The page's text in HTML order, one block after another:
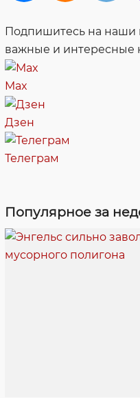
Подпишитесь на наши
важные и интересные
Max
Дзен
Телеграм
Популярное за